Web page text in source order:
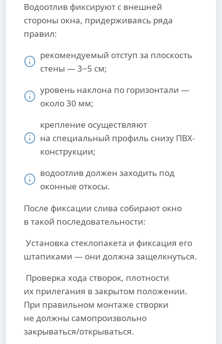
Водоотлив фиксируют с внешней
стороны окна, придерживаясь ряда
правил:
рекомендуемый отступ за плоскость
стены — 3−5 см;
уровень наклона по горизонтали —
около 30 мм;
крепление осуществляют
на специальный профиль снизу ПВХ-
конструкции;
водоотлив должен заходить под
оконные откосы.
После фиксации слива собирают окно
в такой последовательности:
Установка стеклопакета и фиксация его
штапиками — они должна защелкнуться.
Проверка хода створок, плотности
их прилегания в закрытом положении.
При правильном монтаже створки
не должны самопроизвольно
закрываться/открываться.